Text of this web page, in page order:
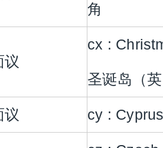
角
议
cx :
圣诞岛（英
议 cy :